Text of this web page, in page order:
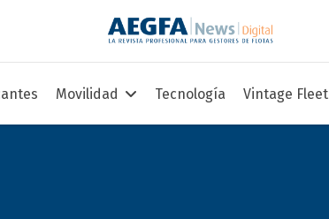
Movilidad Tecnología Vintage Fleet